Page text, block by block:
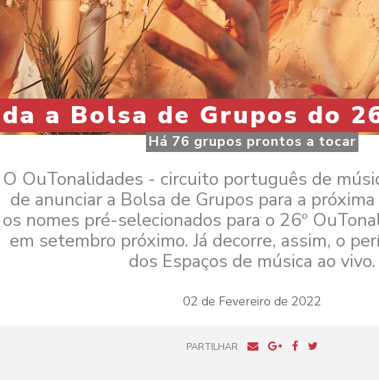
a Bolsa de Grupos do
Há 76 grupos prontos a tocar
O OuTonalidades - circuito português de
de anunciar a Bolsa de Grupos para a
os nomes pré-selecionados para o 26º
em setembro próximo. Já decorre, assim, o
dos Espaços de música ao vivo.
02 de Fevereiro de 2022
PARTILHAR